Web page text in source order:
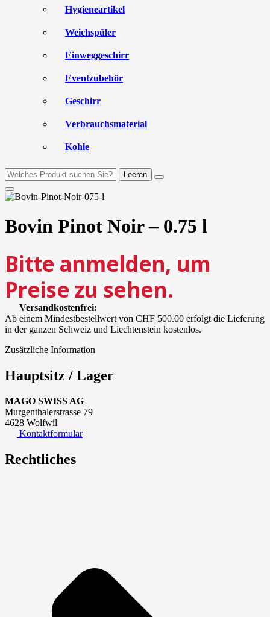
Hygieneartikel
Weichspüler
Einweggeschirr
Eventzubehör
Geschirr
Verbrauchsmaterial
Kohle
Leeren
Bovin Pinot Noir – 0.75 l
Bitte anmelden, um
Preise zu sehen.
Versandkostenfrei:
Ab einem Mindestbestellwert von CHF 500.00 erfolgt die Lieferung
in der ganzen Schweiz und Liechtenstein kostenlos.
Zusätzliche Information
Hauptsitz / Lager
MAGO SWISS AG
Murgenthalerstrasse 79
4628 Wolfwil
Kontaktformular
Rechtliches